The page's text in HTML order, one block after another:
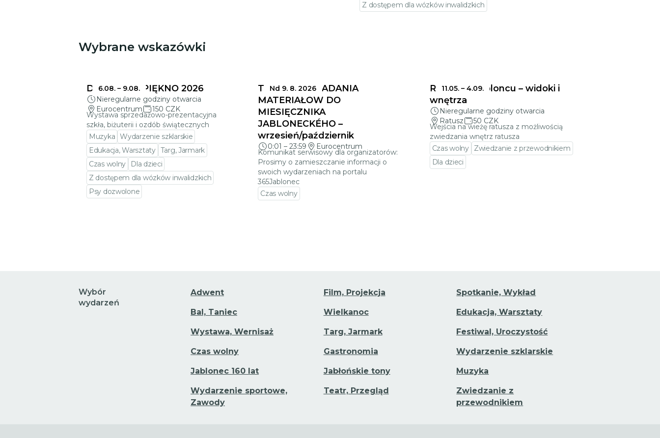
Z dostępem dla wózków inwalidzkich
Wybrane wskazówki
6.08. – 9.08.
DELIKATNE PIĘKNO 2026
Nieregularne godziny otwarcia
Eurocentrum
150 CZK
Wystawa sprzedażowo-prezentacyjna
szkła, biżuterii i ozdób świątecznych
Muzyka Wydarzenie szklarskie
Edukacja, Warsztaty Targ, Jarmark
Czas wolny
Dla dzieci
Z dostępem dla wózków inwalidzkich
Psy dozwolone
Nd 9. 8. 2026
TERMINY SKŁADANIA
MATERIAŁÓW DO
MIESIĘCZNIKA
JABLONECKÉHO –
wrzesień/październik
0:01 – 23:59 Eurocentrum
Komunikat serwisowy dla organizatorów:
Prosimy o zamieszczanie informacji o
swoich wydarzeniach na portalu
365Jablonec
Czas wolny
11.05. – 4.09.
Ratusz w Jabloncu – widoki i
wnętrza
Nieregularne godziny otwarcia
Ratusz
50 CZK
Wejścia na wieżę ratusza z możliwością
zwiedzania wnętrz ratusza
Czas wolny
Zwiedzanie z przewodnikiem
Dla dzieci
Wybór
wydarzeń
Adwent Film, Projekcja Spotkanie, Wykład
Bal, Taniec Wielkanoc Edukacja, Warsztaty
Wystawa, Wernisaż Targ, Jarmark Festiwal, Uroczystość
Czas wolny Gastronomia Wydarzenie szklarskie
Jablonec 160 lat Jabłońskie tony Muzyka
Wydarzenie sportowe,
Zawody
Teatr, Przegląd
Zwiedzanie z
przewodnikiem